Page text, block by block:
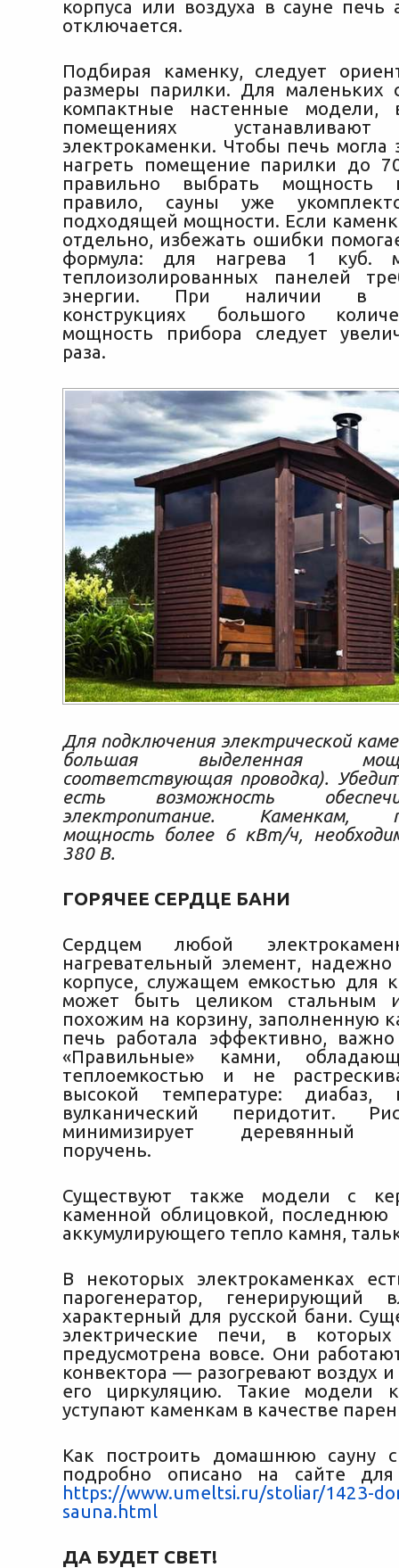
корпуса или воздуха в сауне печь
отключается.
Подбирая каменку, следует
размеры парилки. Для маленьких
компактные настенные модели,
помещениях
электрокаменки. Чтобы печь могла
нагреть помещение парилки до
правильно выбрать мощность
правило, сауны уже
подходящей мощности. Если
отдельно, избежать ошибки
формула: для нагрева 1 куб.
теплоизолированных панелей
энергии. При наличии в
конструкциях большого
мощность прибора следует
раза.
Для подключения электрической
большая выделенная
соответствующая проводка).
есть возможность
электропитание. Каменкам,
мощность более 6 кВт/ч,
380 В.
ГОРЯЧЕЕ СЕРДЦЕ БАНИ
Сердцем любой
нагревательный элемент,
корпусе, служащем емкостью для
может быть целиком стальным
похожим на корзину, заполненную
печь работала эффективно, важно
«Правильные» камни,
теплоемкостью и не
высокой температуре: диабаз,
вулканический перидотит.
минимизирует деревянный
поручень.
Существуют также модели с
каменной облицовкой, последнюю
аккумулирующего тепло камня,
В некоторых электрокаменках
парогенератор, генерирующий
характерный для русской бани.
электрические печи, в
предусмотрена вовсе. Они
конвектора — разогревают воздух
его циркуляцию. Такие модели
уступают каменкам в качестве
Как построить домашнюю сауну
подробно описано на сайте
https://www.umeltsi.ru/stoliar/1423-
sauna.html
ДА БУДЕТ СВЕТ!